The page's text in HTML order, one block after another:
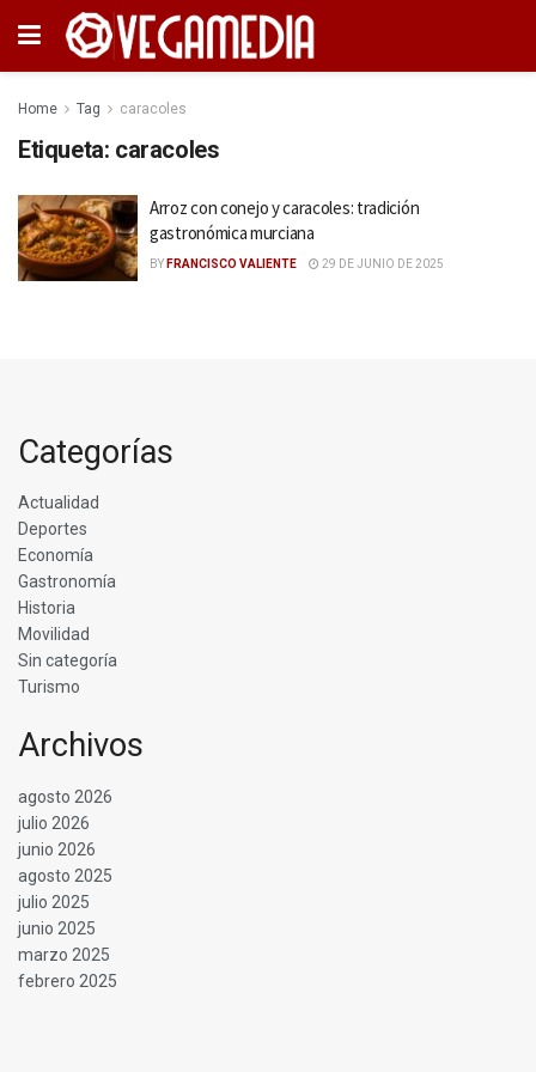
Home Tag caracoles
Etiqueta: caracoles
Arroz con conejo y caracoles: tradición
gastronómica murciana
BY FRANCISCO VALIENTE 29 DE JUNIO DE 2025
Categorías
Actualidad
Deportes
Economía
Gastronomía
Historia
Movilidad
Sin categoría
Turismo
Archivos
agosto 2026
julio 2026
junio 2026
agosto 2025
julio 2025
junio 2025
marzo 2025
febrero 2025